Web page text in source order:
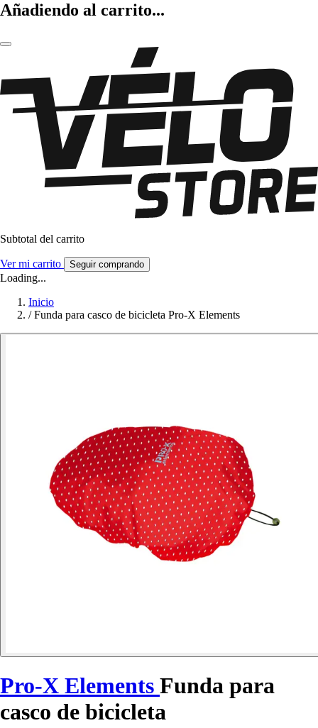
Añadiendo al carrito...
Subtotal del carrito
Ver mi carrito Seguir comprando
Loading...
Inicio
/ Funda para casco de bicicleta Pro-X Elements
Pro-X Elements Funda para
casco de bicicleta